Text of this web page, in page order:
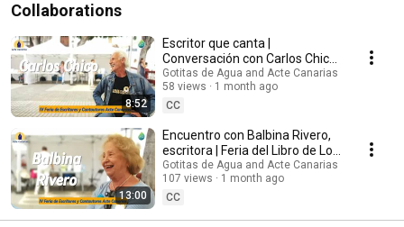
Collaborations
8:52
Escritor que canta |
Conversación con Carlos Chico |
Feria del Libro de Los Silos 2026
Gotitas de Agua and Acte Canarias
58 views
1 month ago
CC
13:00
Encuentro con Balbina Rivero,
escritora | Feria del Libro de Los
Silos 2026
Gotitas de Agua and Acte Canarias
107 views
1 month ago
CC